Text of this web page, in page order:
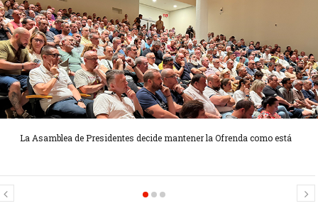
La Asamblea de Presidentes decide mantener la Ofrenda como está
Candidatas Preseleccionadas por el sector Olivereta
Candidatas Preseleccionadas por el sector Sector La Seu-La Xerea-El Mercat